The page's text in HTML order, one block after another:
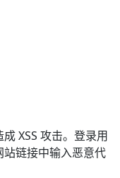
XSS 攻击。登录用
链接中输入恶意代